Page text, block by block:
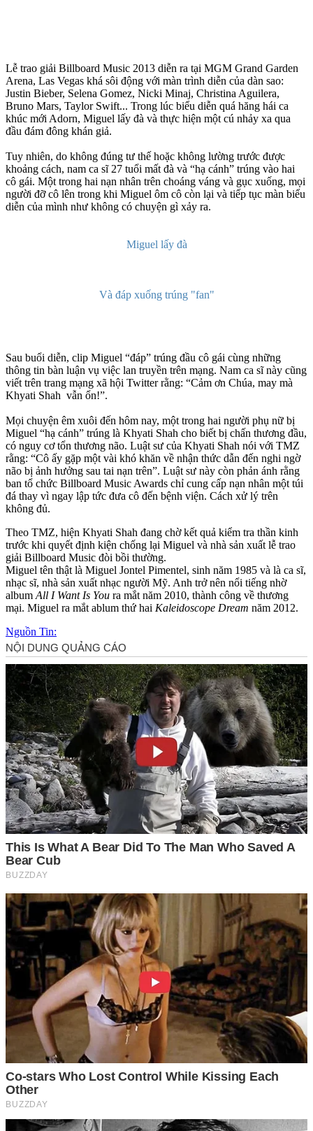
Lễ trao giải Billboard Music 2013 diễn ra tại MGM Grand Garden
Arena, Las Vegas khá sôi động với màn trình diễn của dàn sao:
Justin Bieber, Selena Gomez, Nicki Minaj, Christina Aguilera,
Bruno Mars, Taylor Swift... Trong lúc biểu diễn quá hăng hái ca
khúc mới Adorn, Miguel lấy đà và thực hiện một cú nhảy xa qua
đầu đám đông khán giả.
Tuy nhiên, do không đúng tư thế hoặc không lường trước được
khoảng cách, nam ca sĩ 27 tuổi mất đà và “hạ cánh” trúng vào hai
cô gái. Một trong hai nạn nhân trên choáng váng và gục xuống, mọi
người đỡ cô lên trong khi Miguel ôm cô còn lại và tiếp tục màn biểu
diễn của mình như không có chuyện gì xảy ra.
Miguel lấy đà
Và đáp xuống trúng "fan"
Sau buổi diễn, clip Miguel “đáp” trúng đầu cô gái cùng những
thông tin bàn luận vụ việc lan truyền trên mạng. Nam ca sĩ này cũng
viết trên trang mạng xã hội Twitter rằng: “Cảm ơn Chúa, may mà
Khyati Shah vẫn ổn!”.
Mọi chuyện êm xuôi đến hôm nay, một trong hai người phụ nữ bị
Miguel “hạ cánh” trúng là Khyati Shah cho biết bị chấn thương đầu,
có nguy cơ tổn thương não. Luật sư của Khyati Shah nói với TMZ
rằng: “Cô ấy gặp một vài khó khăn về nhận thức dẫn đến nghi ngờ
não bị ảnh hưởng sau tai nạn trên”. Luật sư này còn phản ánh rằng
ban tổ chức Billboard Music Awards chỉ cung cấp nạn nhân một túi
đá thay vì ngay lập tức đưa cô đến bệnh viện. Cách xử lý trên
không đủ.
Theo TMZ, hiện Khyati Shah đang chờ kết quả kiểm tra thần kinh
trước khi quyết định kiện chống lại Miguel và nhà sản xuất lễ trao
giải Billboard Music đòi bồi thường.
Miguel tên thật là Miguel Jontel Pimentel, sinh năm 1985 và là ca sĩ,
nhạc sĩ, nhà sản xuất nhạc người Mỹ. Anh trở nên nổi tiếng nhờ
album All I Want Is You ra mắt năm 2010, thành công về thương
mại. Miguel ra mắt ablum thứ hai Kaleidoscope Dream năm 2012.
Nguồn Tin: